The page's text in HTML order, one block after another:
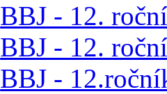
BBJ - 12.
BBJ - 12.
BBJ -